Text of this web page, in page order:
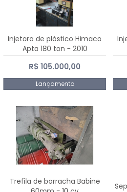
Injetora de plástico Himaco
Apta 180 ton - 2010
R$ 105.000,00
Lançamento
Trefila de borracha Babine